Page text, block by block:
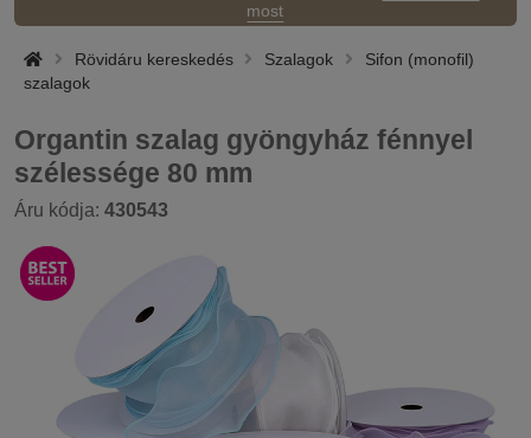
most
Rövidáru kereskedés Szalagok
Sifon (monofil)
szalagok
Organtin szalag gyöngyház fénnyel
szélessége 80 mm
Áru kódja: 430543